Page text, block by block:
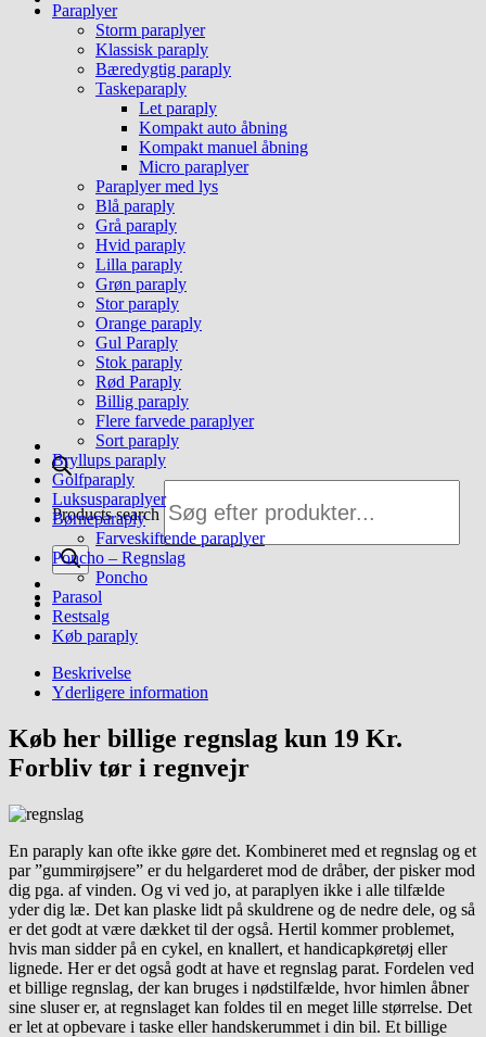
Products search
Paraplyer
Storm paraplyer
Klassisk paraply
Bæredygtig paraply
Taskeparaply
Let paraply
Kompakt auto åbning
Kompakt manuel åbning
Micro paraplyer
Paraplyer med lys
Blå paraply
Grå paraply
Hvid paraply
Lilla paraply
Grøn paraply
Stor paraply
Orange paraply
Gul Paraply
Stok paraply
Rød Paraply
Billig paraply
Flere farvede paraplyer
Sort paraply
Bryllups paraply
Golfparaply
Luksusparaplyer
Børneparaply
Farveskiftende paraplyer
Poncho – Regnslag
Poncho
Parasol
Restsalg
Køb paraply
Beskrivelse
Yderligere information
Køb her billige regnslag kun 19 Kr.
Forbliv tør i regnvejr
En paraply kan ofte ikke gøre det. Kombineret med et regnslag og et
par ”gummirøjsere” er du helgarderet mod de dråber, der pisker mod
dig pga. af vinden. Og vi ved jo, at paraplyen ikke i alle tilfælde
yder dig læ. Det kan plaske lidt på skuldrene og de nedre dele, og så
er det godt at være dækket til der også. Hertil kommer problemet,
hvis man sidder på en cykel, en knallert, et handicapkøretøj eller
lignede. Her er det også godt at have et regnslag parat. Fordelen ved
et billige regnslag, der kan bruges i nødstilfælde, hvor himlen åbner
sine sluser er, at regnslaget kan foldes til en meget lille størrelse. Det
er let at opbevare i taske eller handskerummet i din bil. Et billige